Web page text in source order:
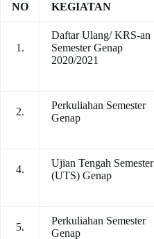
NO KEGIATAN
1.
Daftar Ulang/ KRS-an
Semester Genap
2020/2021
2.
Perkuliahan Semester
Genap
4.
Ujian Tengah Semester
(UTS) Genap
5.
Perkuliahan Semester
Genap